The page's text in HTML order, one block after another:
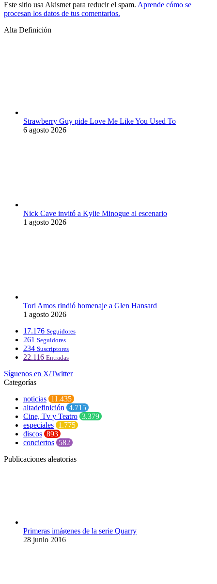
Este sitio usa Akismet para reducir el spam. Aprende cómo se
procesan los datos de tus comentarios.
Alta Definición
Strawberry Guy pide Love Me Like You Used To
6 agosto 2026
Nick Cave invitó a Kylie Minogue al escenario
1 agosto 2026
Tori Amos rindió homenaje a Glen Hansard
1 agosto 2026
17.176 Seguidores
261 Seguidores
234 Suscriptores
22.116 Entradas
Síguenos en X/Twitter
Categorías
noticias 11.435
altadefinición 4.715
Cine, Tv y Teatro 3.379
especiales 1.775
discos 893
conciertos 582
Publicaciones aleatorias
Primeras imágenes de la serie Quarry
28 junio 2016